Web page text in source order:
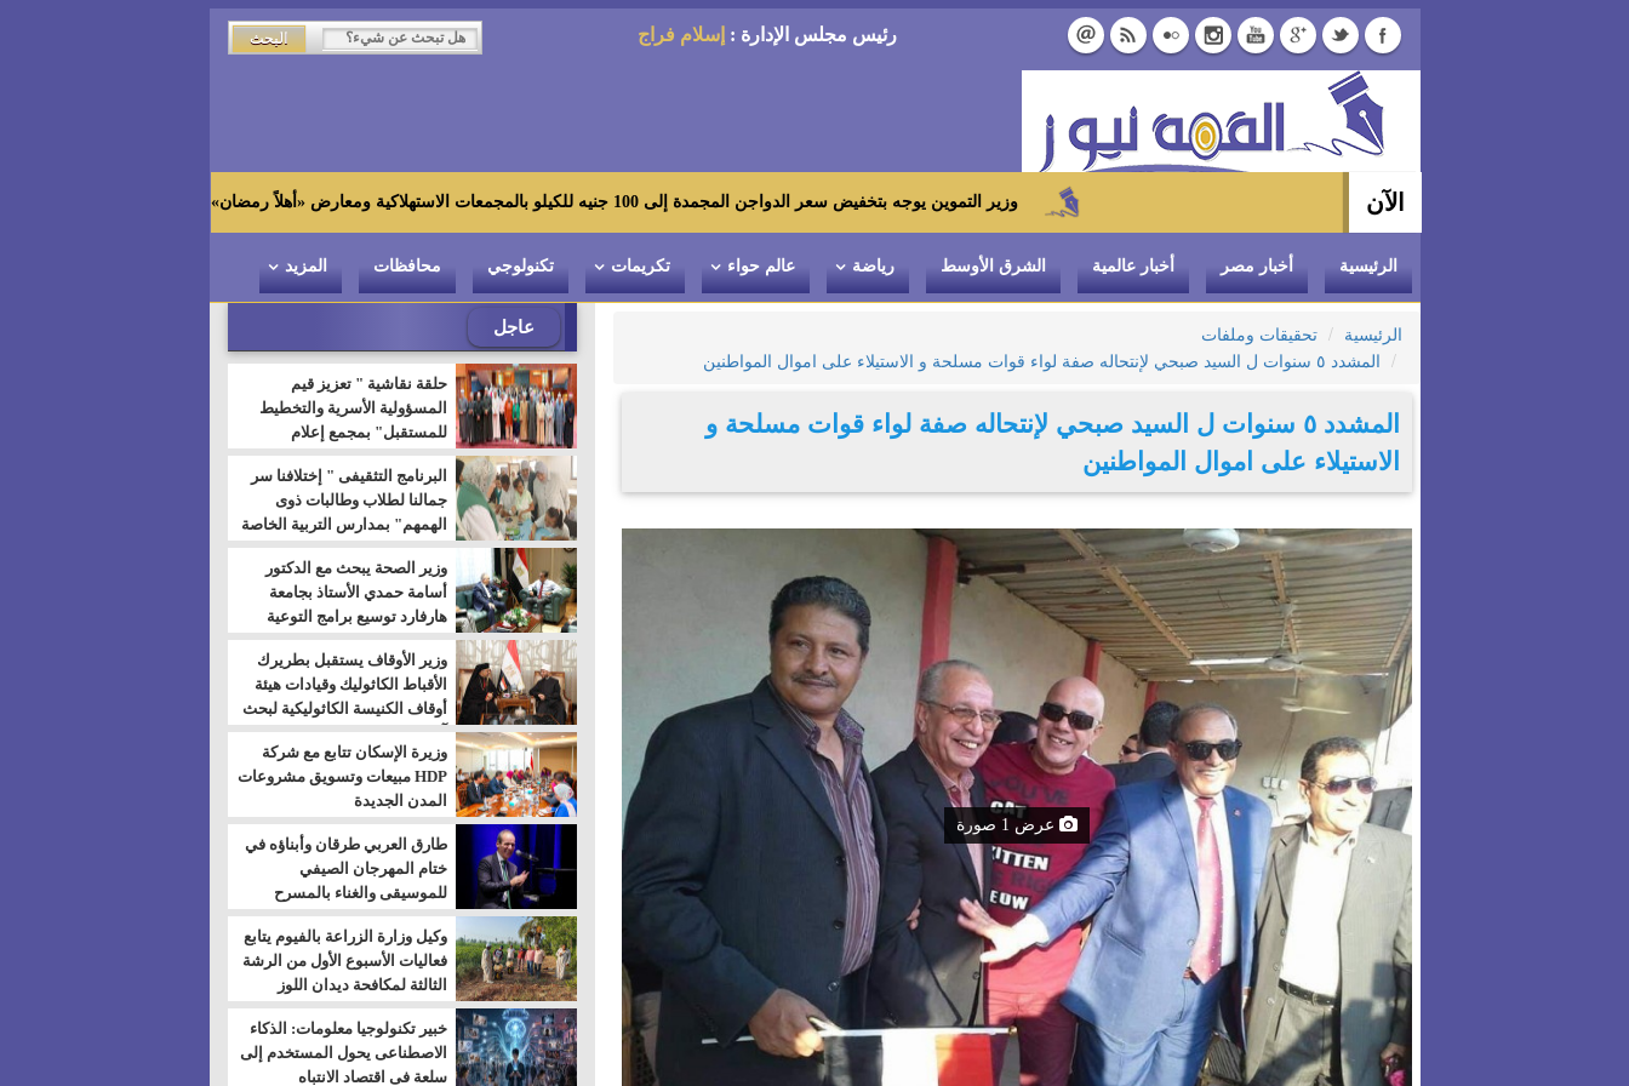
رئيس مجلس الإدارة : إسلام فراج
الآن وزير التموين يوجه بتخفيض سعر الدواجن المجمدة إلى 100 جنيه للكيلو بالمجمعات الاستهلاكية ومعارض «أهلاً رمضان»
الرئيسية أخبار مصر أخبار عالمية الشرق الأوسط رياضة عالم حواء تكريمات تكنولوجي محافظات المزيد
الرئيسية
تحقيقات وملفات
المشدد ٥ سنوات ل السيد صبحي لإنتحاله صفة لواء قوات مسلحة و الاستيلاء على اموال المواطنين
المشدد ٥ سنوات ل السيد صبحي لإنتحاله صفة لواء قوات مسلحة و
الاستيلاء على اموال المواطنين
عرض 1 صورة
عاجل
حلقة نقاشية " تعزيز قيم
المسؤولية الأسرية والتخطيط
للمستقبل" بمجمع إعلام
السويس
البرنامج التثقيفى " إختلافنا سر
جمالنا لطلاب وطالبات ذوى
الهمهم" بمدارس التربية الخاصة
بالسويس
وزير الصحة يبحث مع الدكتور
أسامة حمدي الأستاذ بجامعة
هارفارد توسيع برامج التوعية
بمرض السكري
وزير الأوقاف يستقبل بطريرك
الأقباط الكاثوليك وقيادات هيئة
أوقاف الكنيسة الكاثوليكية لبحث
آفاق التعاون المشترك
وزيرة الإسكان تتابع مع شركة
HDP مبيعات وتسويق مشروعات
المدن الجديدة
طارق العربي طرقان وأبناؤه في
ختام المهرجان الصيفي
للموسيقى والغناء بالمسرح
المكشوف
وكيل وزارة الزراعة بالفيوم يتابع
فعاليات الأسبوع الأول من الرشة
الثالثة لمكافحة ديدان اللوز
للقطن
خبير تكنولوجيا معلومات: الذكاء
الاصطناعى يحول المستخدم إلى
سلعة فى اقتصاد الانتباه